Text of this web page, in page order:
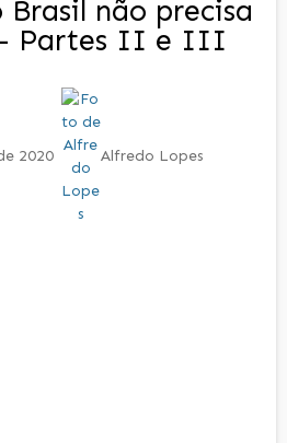
Brasil não precisa
Partes II e III
2020 Alfredo Lopes